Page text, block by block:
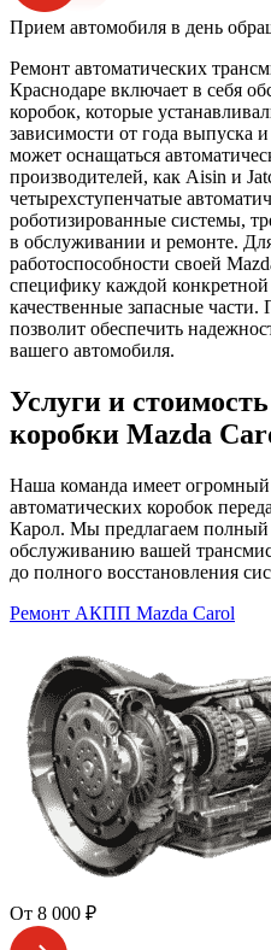
Прием автомобиля в день
Ремонт автоматических
Краснодаре включает в себя
коробок, которые
зависимости от года выпуска
может оснащаться
производителей, как Aisin и
четырехступенчатые
роботизированные системы,
в обслуживании и ремонте.
работоспособности своей
специфику каждой
качественные запасные
позволит обеспечить
вашего автомобиля.
Услуги и
коробки Mazda
Наша команда имеет
автоматических коробок
Карол. Мы предлагаем полный
обслуживанию вашей
до полного восстановления
Ремонт АКПП Mazda Carol
От 8 000 ₽